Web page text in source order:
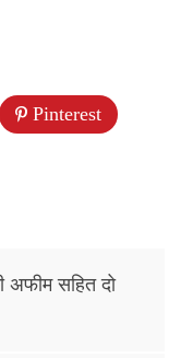
Pinterest
अफीम सहित दो